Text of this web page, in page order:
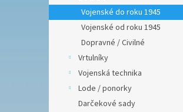
Vojenské do roku 1945
Vojenské od roku 1945
Dopravné / Civilné
Vrtulníky
Vojenská technika
Lode / ponorky
Darčekové sady